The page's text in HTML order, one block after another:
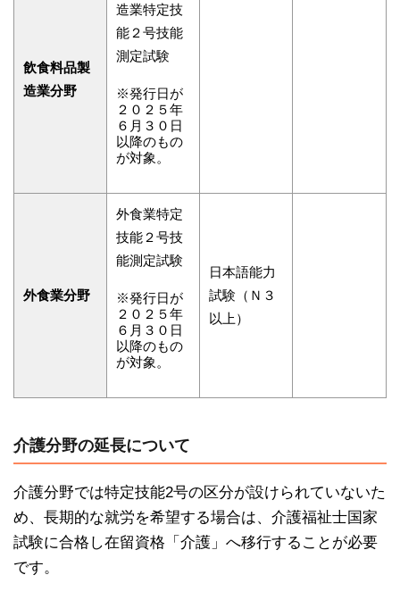
飲食料品製
造業分野
造業特定技
能２号技能
測定試験
※発行日が
２０２５年
６月３０日
以降のもの
が対象。
外食業分野
外食業特定
技能２号技
能測定試験
※発行日が
２０２５年
６月３０日
以降のもの
が対象。
日本語能力
試験（Ｎ３
以上）
介護分野の延長について
介護分野では特定技能2号の区分が設けられていないた
め、長期的な就労を希望する場合は、介護福祉士国家
試験に合格し在留資格「介護」へ移行することが必要
です。